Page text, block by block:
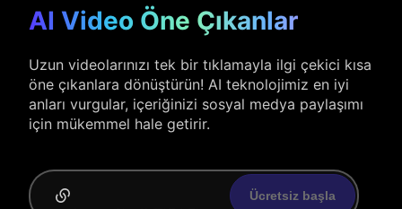
AI Video Öne Çıkanlar
Uzun videolarınızı tek bir tıklamayla ilgi çekici kısa
öne çıkanlara dönüştürün! AI teknolojimiz en iyi
anları vurgular, içeriğinizi sosyal medya paylaşımı
için mükemmel hale getirir.
Ücretsiz başla